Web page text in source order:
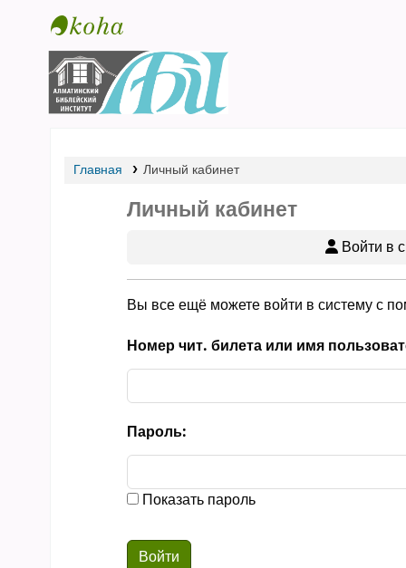
Библиотека АБИ
Главная Личный кабинет
Личный кабинет
Войти в
Вы все ещё можете войти в систему с
Номер чит. билета или имя
Пароль:
Показать пароль